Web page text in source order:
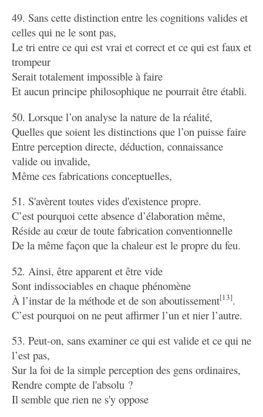
49. Sans cette distinction entre les cognitions valides et
celles qui ne le sont pas,
Le tri entre ce qui est vrai et correct et ce qui est faux et
trompeur
Serait totalement impossible à faire
Et aucun principe philosophique ne pourrait être établi.
50. Lorsque l’on analyse la nature de la réalité,
Quelles que soient les distinctions que l’on puisse faire
Entre perception directe, déduction, connaissance
valide ou invalide,
Même ces fabrications conceptuelles,
51. S'avèrent toutes vides d'existence propre.
C’est pourquoi cette absence d’élaboration même,
Réside au cœur de toute fabrication conventionnelle
De la même façon que la chaleur est le propre du feu.
52. Ainsi, être apparent et être vide
Sont indissociables en chaque phénomène
À l’instar de la méthode et de son aboutissement[13].
C’est pourquoi on ne peut affirmer l’un et nier l’autre.
53. Peut-on, sans examiner ce qui est valide et ce qui ne
l’est pas,
Sur la foi de la simple perception des gens ordinaires,
Rendre compte de l'absolu ?
Il semble que rien ne s'y oppose